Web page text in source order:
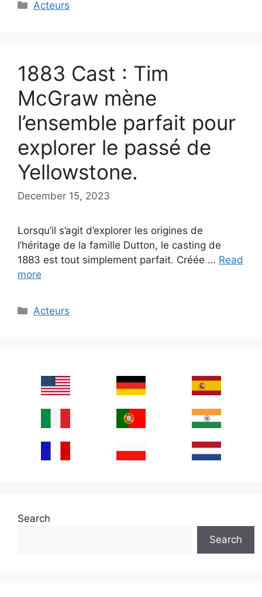
Categories
Acteurs
1883 Cast : Tim
McGraw mène
l’ensemble parfait pour
explorer le passé de
Yellowstone.
December 15, 2023
Lorsqu’il s’agit d’explorer les origines de
l’héritage de la famille Dutton, le casting de
1883 est tout simplement parfait. Créée … Read
more
Categories
Acteurs
Search
Search